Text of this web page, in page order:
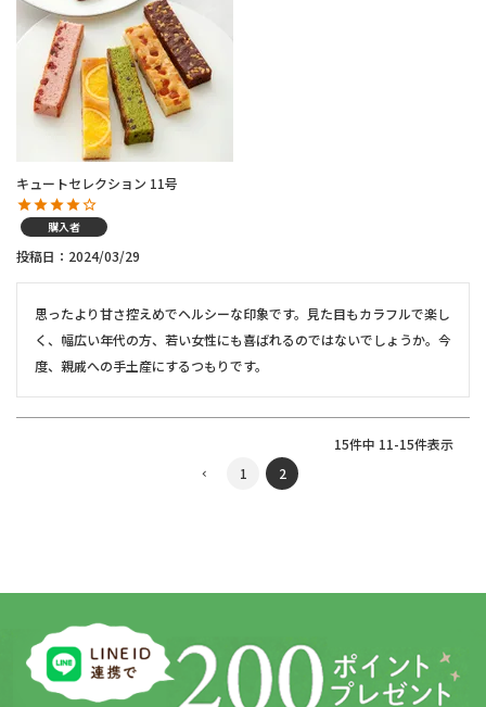
キュートセレクション 11号
購入者
投稿日 2024/03/29
思ったより甘さ控えめでヘルシーな印象です。見た目もカラフルで楽し
く、幅広い年代の方、若い女性にも喜ばれるのではないでしょうか。今
度、親戚への手土産にするつもりです。
15件中 11-15件表示
1
2